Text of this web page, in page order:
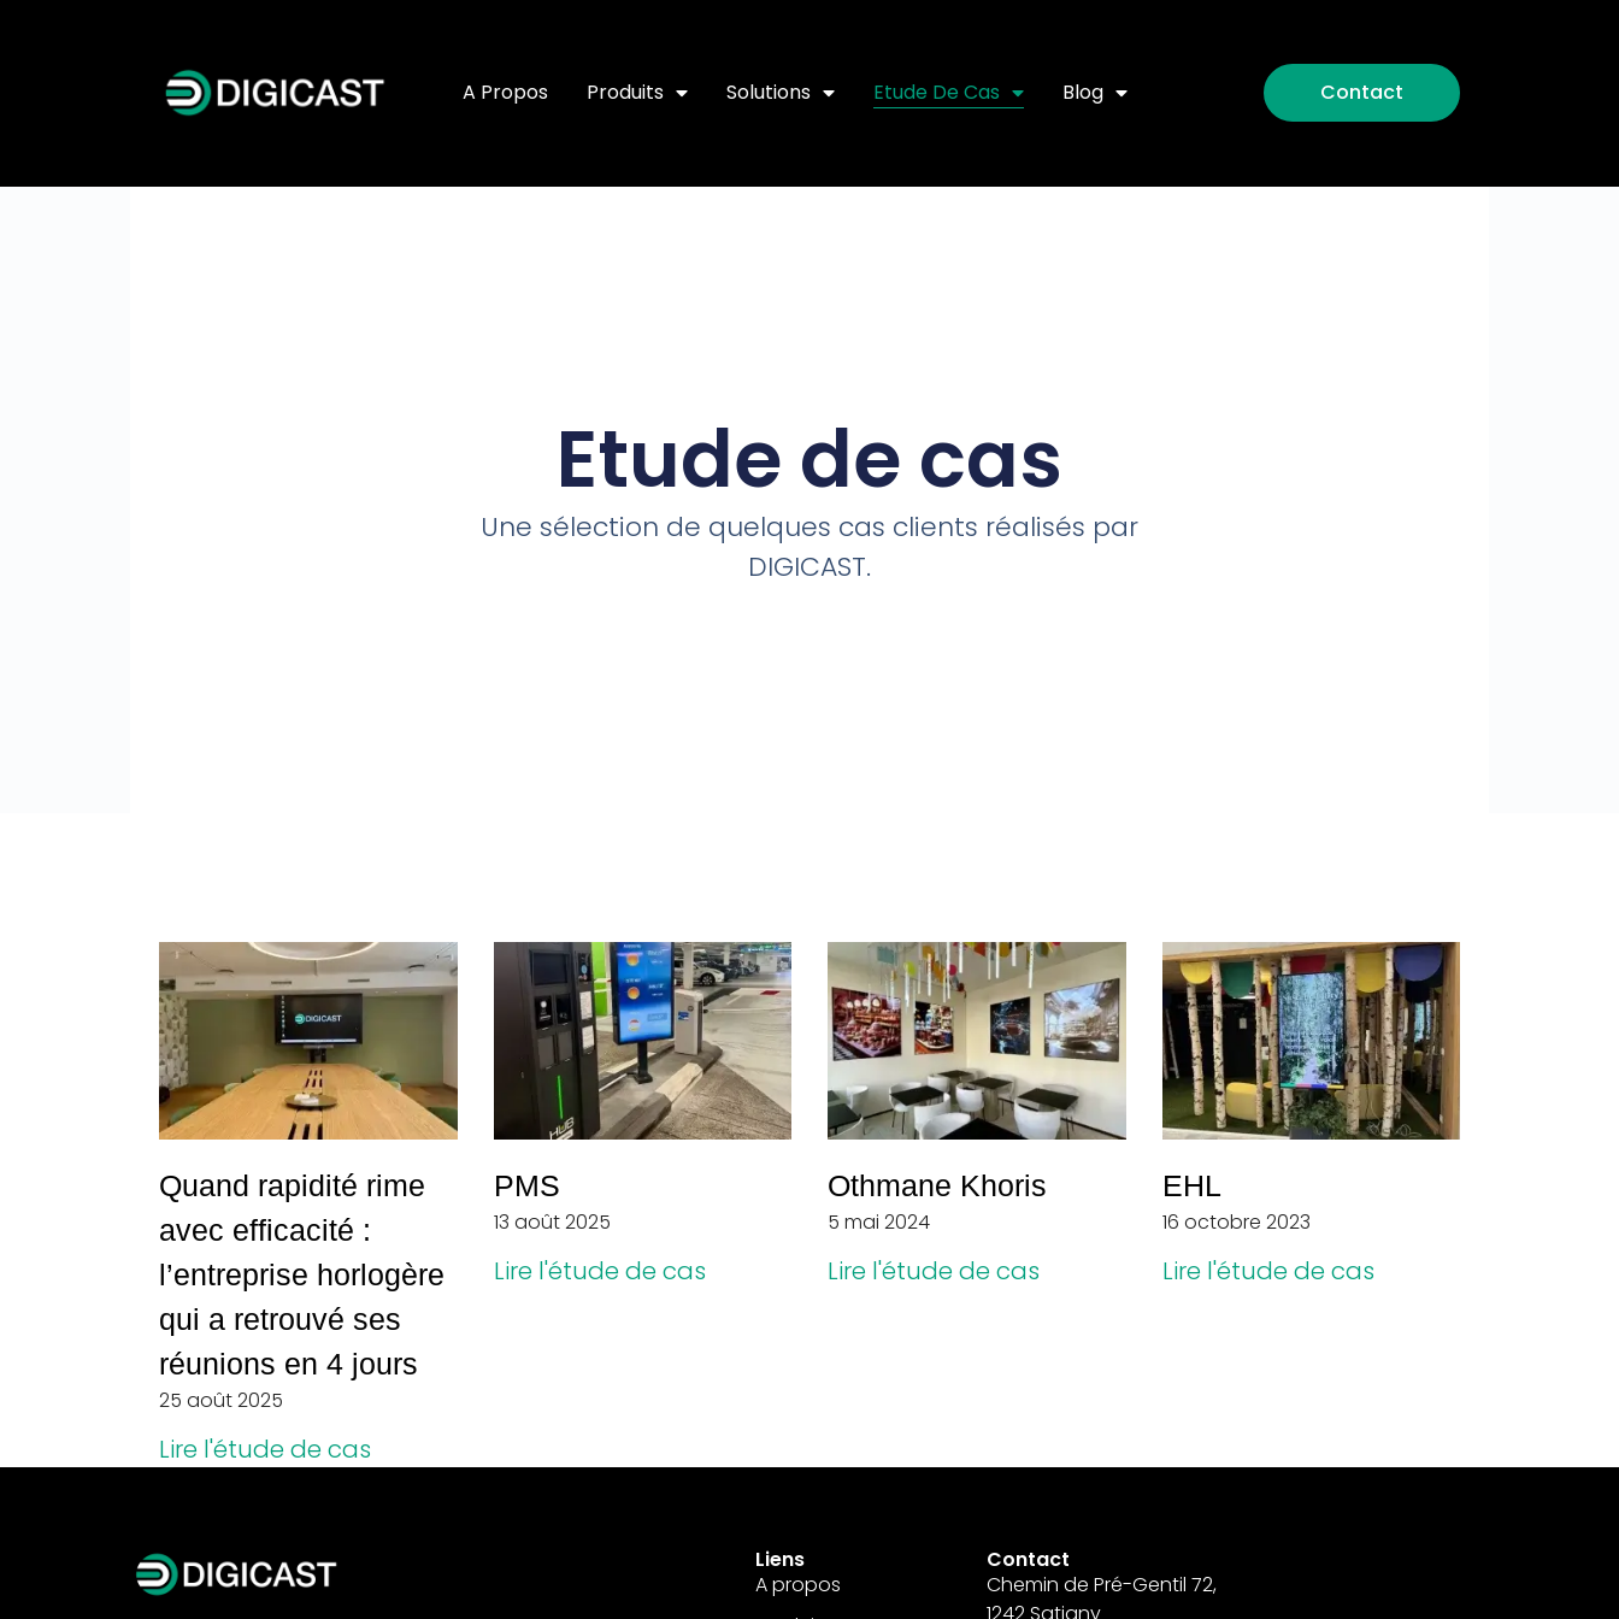
A Propos Produits Solutions Etude De Cas Blog Contact
Etude de cas
Une sélection de quelques cas clients réalisés par
DIGICAST.
Quand rapidité rime
avec efficacité :
l’entreprise horlogère
qui a retrouvé ses
réunions en 4 jours
25 août 2025
Lire l'étude de cas
PMS
13 août 2025
Lire l'étude de cas
Othmane Khoris
5 mai 2024
Lire l'étude de cas
EHL
16 octobre 2023
Lire l'étude de cas
Liens
A propos
Contact
Chemin de Pré-Gentil 72,
1242 Satigny